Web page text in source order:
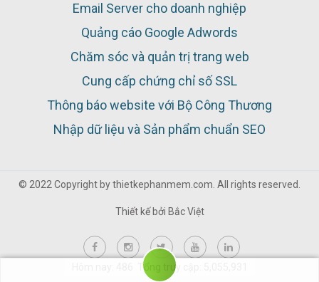
Email Server cho doanh nghiệp
Quảng cáo Google Adwords
Chăm sóc và quản trị trang web
Cung cấp chứng chỉ số SSL
Thông báo website với Bộ Công Thương
Nhập dữ liệu và Sản phẩm chuẩn SEO
© 2022 Copyright by thietkephanmem.com. All rights reserved.
Thiết kế bởi Bắc Việt
Hôm nay: 486 Tổng truy cập: 5,055,931